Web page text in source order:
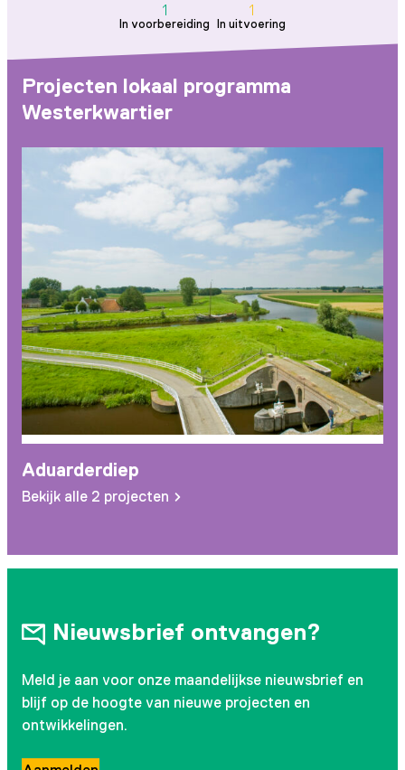
1
In voorbereiding
1
In uitvoering
Projecten lokaal programma
Westerkwartier
Bekijk alle 2 projecten
Aduarderdiep
Nieuwsbrief ontvangen?
Meld je aan voor onze maandelijkse nieuwsbrief en
blijf op de hoogte van nieuwe projecten en
ontwikkelingen.